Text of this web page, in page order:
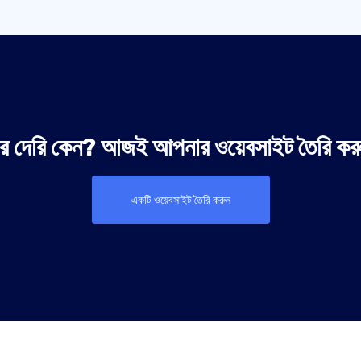
দেরি কেন? আজই আপনার ওয়েবসাইট তৈরি
একটি ওয়েবসাইট তৈরি করুন